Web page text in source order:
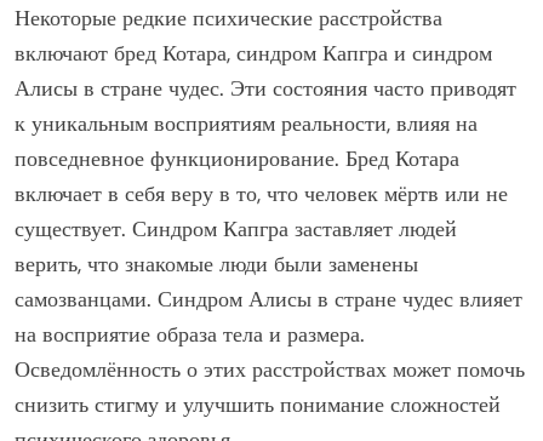
Какие редкие психические
расстройства нам следует знать?
Некоторые редкие психические расстройства
включают бред Котара, синдром Капгра и синдром
Алисы в стране чудес. Эти состояния часто приводят
к уникальным восприятиям реальности, влияя на
повседневное функционирование. Бред Котара